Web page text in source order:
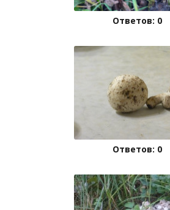
Ответов: 0
Ответов: 0